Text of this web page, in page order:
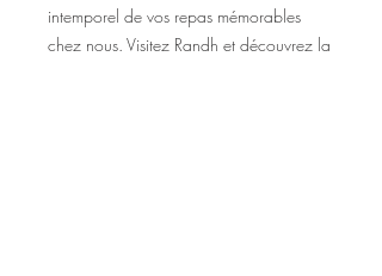
intemporel de vos repas mémorables
chez nous. Visitez Randh et découvrez la